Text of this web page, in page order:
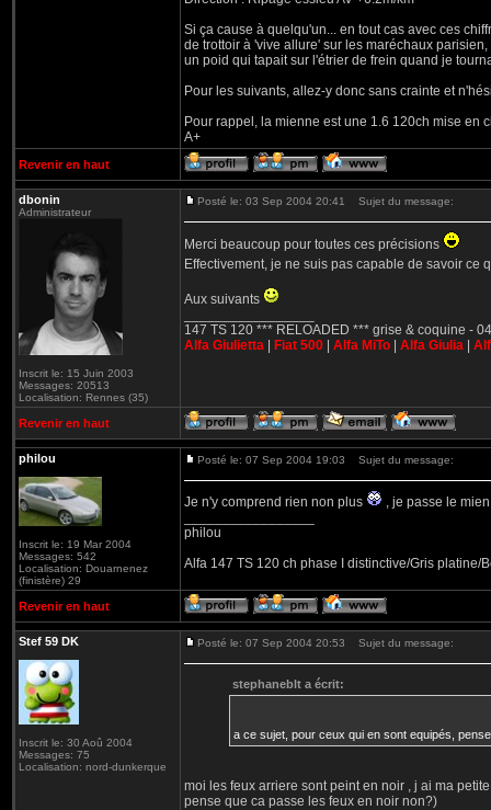
Si ça cause à quelqu'un... en tout cas avec ces
de trottoir à 'vive allure' sur les maréchaux
un poid qui tapait sur l'étrier de frein quand je
Pour les suivants, allez-y donc sans crainte et
Pour rappel, la mienne est une 1.6 120ch mise en
A+
Revenir en haut
dbonin
Administrateur
Inscrit le: 15 Juin 2003
Messages: 20513
Localisation: Rennes (35)
Posté le: 03 Sep 2004 20:41 Sujet du message:
Merci beaucoup pour toutes ces précisions
Effectivement, je ne suis pas capable de savoir ce
Aux suivants
147 TS 120 *** RELOADED *** grise & coquine -
Alfa Giulietta
Fiat 500 Alfa MiTo Alfa Giulia
Revenir en haut
philou
Inscrit le: 19 Mar 2004
Messages: 542
Localisation: Douarnenez
(finistère) 29
Posté le: 07 Sep 2004 19:03 Sujet du message:
Je n'y comprend rien non plus
, je passe le
philou
Alfa 147 TS 120 ch phase I distinctive/Gris platine/
Revenir en haut
Stef 59 DK
Inscrit le: 30 Aoû 2004
Messages: 75
Localisation: nord-dunkerque
Posté le: 07 Sep 2004 20:53 Sujet du message:
stephaneblt a écrit:
a ce sujet, pour ceux qui en sont equipés,
moi les feux arriere sont peint en noir , j ai ma
pense que ca passe les feux en noir non?)